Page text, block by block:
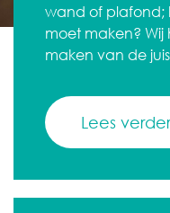
wand of plafond;
moet maken?
maken van de
Lees verder